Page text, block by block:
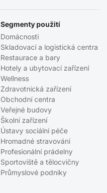
Segmenty použití
Domácnosti
Skladovací a logistická centra
Restaurace a bary
Hotely a ubytovací zařízení
Wellness
Zdravotnická zařízení
Obchodní centra
Veřejné budovy
Školní zařízení
Ústavy sociální péče
Hromadné stravování
Profesionální prádelny
Sportoviště a tělocvičny
Průmyslové podniky